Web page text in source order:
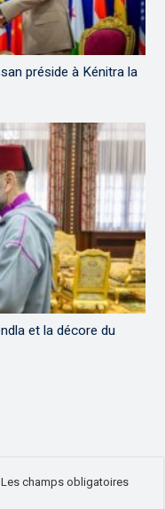
préside à Kénitra la
et la décore du
Les champs obligatoires